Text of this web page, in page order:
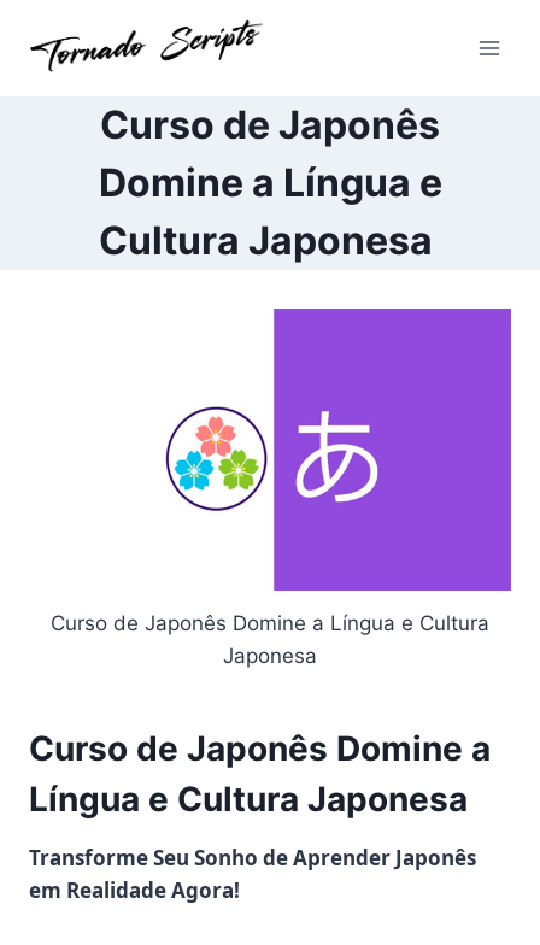
para
Curso de Japonês
Domine a Língua e
Cultura Japonesa
Curso de Japonês Domine a Língua e Cultura
Japonesa
Curso de Japonês Domine a
Língua e Cultura Japonesa
Transforme Seu Sonho de Aprender Japonês
em Realidade Agora!